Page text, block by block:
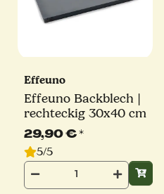
Effeuno
Effeuno Backblech |
rechteckig 30x40 cm
29,90 €*
5/5